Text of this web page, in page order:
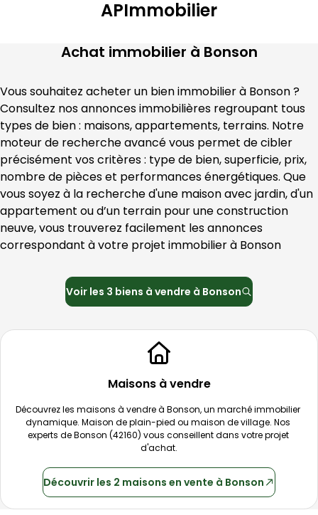
APImmobilier
Achat immobilier à Bonson
Vous souhaitez acheter un bien immobilier à Bonson ?
Consultez nos annonces immobilières regroupant tous
types de bien : maisons, appartements, terrains. Notre
moteur de recherche avancé vous permet de cibler
précisément vos critères : type de bien, superficie, prix,
nombre de pièces et performances énergétiques. Que
vous soyez à la recherche d'une maison avec jardin, d'un
appartement ou d’un terrain pour une construction
neuve, vous trouverez facilement les annonces
correspondant à votre projet immobilier à Bonson
Voir les 3 biens à vendre à Bonson
Maisons à vendre
Découvrez les maisons à vendre à Bonson, un marché immobilier
dynamique. Maison de plain-pied ou maison de village. Nos
experts de Bonson (42160) vous conseillent dans votre projet
d'achat.
Découvrir les 2 maisons en vente à Bonson